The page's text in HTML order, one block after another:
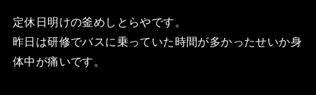
定休日明けの釜めしとらやです。
昨日は研修でバスに乗っていた時間が多かったせいか身
体中が痛いです。